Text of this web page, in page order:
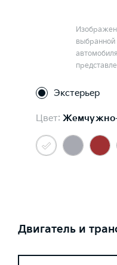
выбранной
Экстерьер
Цвет: Жемчужно-
Двигатель и